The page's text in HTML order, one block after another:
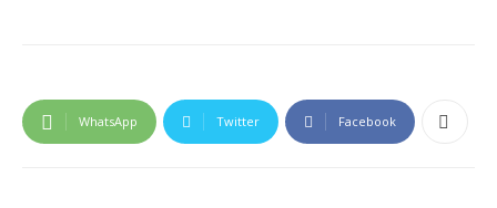
WhatsApp Twitter Facebook